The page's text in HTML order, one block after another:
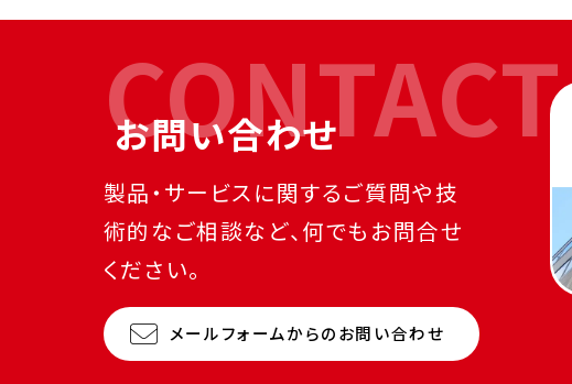
CONTACT
お問い合わせ
製品・サービスに関するご質問や技
術的なご相談など、何でもお問合せ
ください。
メールフォームからのお問い合わせ